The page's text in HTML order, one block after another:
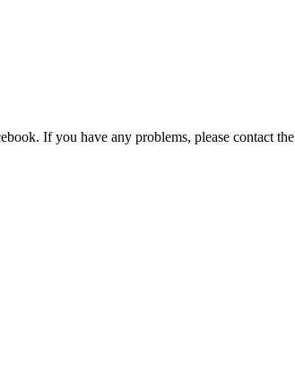
If you have any problems, please contact the